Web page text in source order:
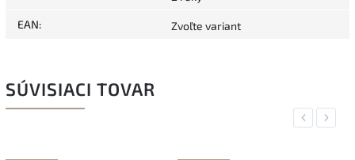
EAN: Zvoľte variant
SÚVISIACI TOVAR
Previous
Next